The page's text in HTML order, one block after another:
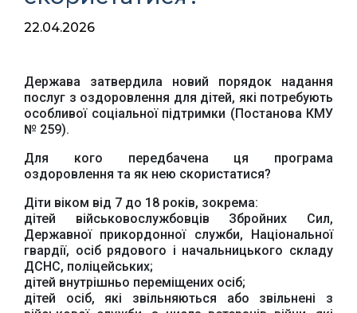
22.04.2026
Держава затвердила новий порядок надання
послуг з оздоровлення для дітей, які потребують
особливої соціальної підтримки (Постанова КМУ
№ 259).
Для кого передбачена ця програма
оздоровлення та як нею скористатися?
Діти віком від 7 до 18 років, зокрема:
дітей військовослужбовців Збройних Сил,
Державної прикордонної служби, Національної
гвардії, осіб рядового і начальницького складу
ДСНС, поліцейських;
дітей внутрішньо переміщених осіб;
дітей осіб, які звільняються або звільнені з